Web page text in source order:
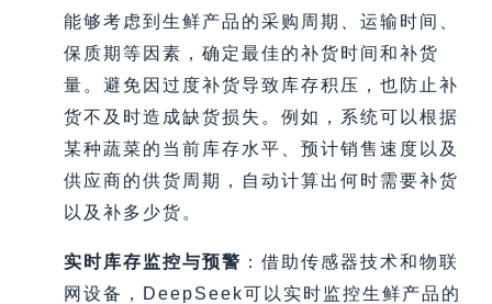
能够考虑到生鲜产品的采购周期、运输时间、
保质期等因素，确定最佳的补货时间和补货
量。避免因过度补货导致库存积压，也防止补
货不及时造成缺货损失。例如，系统可以根据
某种蔬菜的当前库存水平、预计销售速度以及
供应商的供货周期，自动计算出何时需要补货
以及补多少货。
实时库存监控与预警 ：借助传感器技术和物联
网设备，DeepSeek可以实时监控生鲜产品的